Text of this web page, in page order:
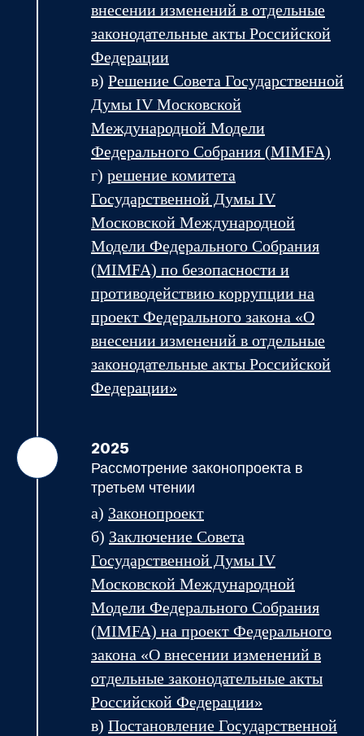
внесении изменений в отдельные
законодательные акты Российской
Федерации
в) Решение Совета Государственной
Думы IV Московской
Международной Модели
Федерального Собрания (MIMFA)
г) решение комитета
Государственной Думы IV
Московской Международной
Модели Федерального Собрания
(MIMFA) по безопасности и
противодействию коррупции на
проект Федерального закона «О
внесении изменений в отдельные
законодательные акты Российской
Федерации»
2025
Рассмотрение законопроекта в
третьем чтении
а) Законопроект
б) Заключение Совета
Государственной Думы IV
Московской Международной
Модели Федерального Собрания
(MIMFA) на проект Федерального
закона «О внесении изменений в
отдельные законодательные акты
Российской Федерации»
в) Постановление Государственной